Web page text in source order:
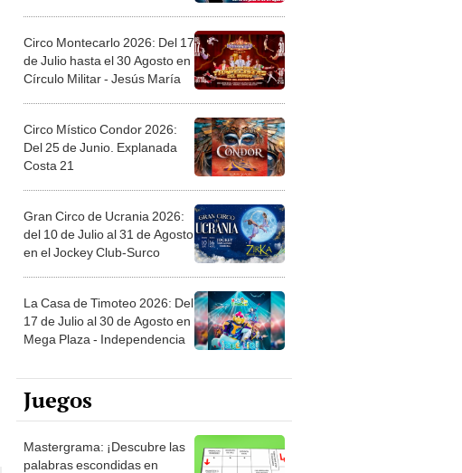
Circo Montecarlo 2026: Del 17
de Julio hasta el 30 Agosto en
Círculo Militar - Jesús María
Circo Místico Condor 2026:
Del 25 de Junio. Explanada
Costa 21
Gran Circo de Ucrania 2026:
del 10 de Julio al 31 de Agosto
en el Jockey Club-Surco
La Casa de Timoteo 2026: Del
17 de Julio al 30 de Agosto en
Mega Plaza - Independencia
Juegos
Mastergrama: ¡Descubre las
palabras escondidas en